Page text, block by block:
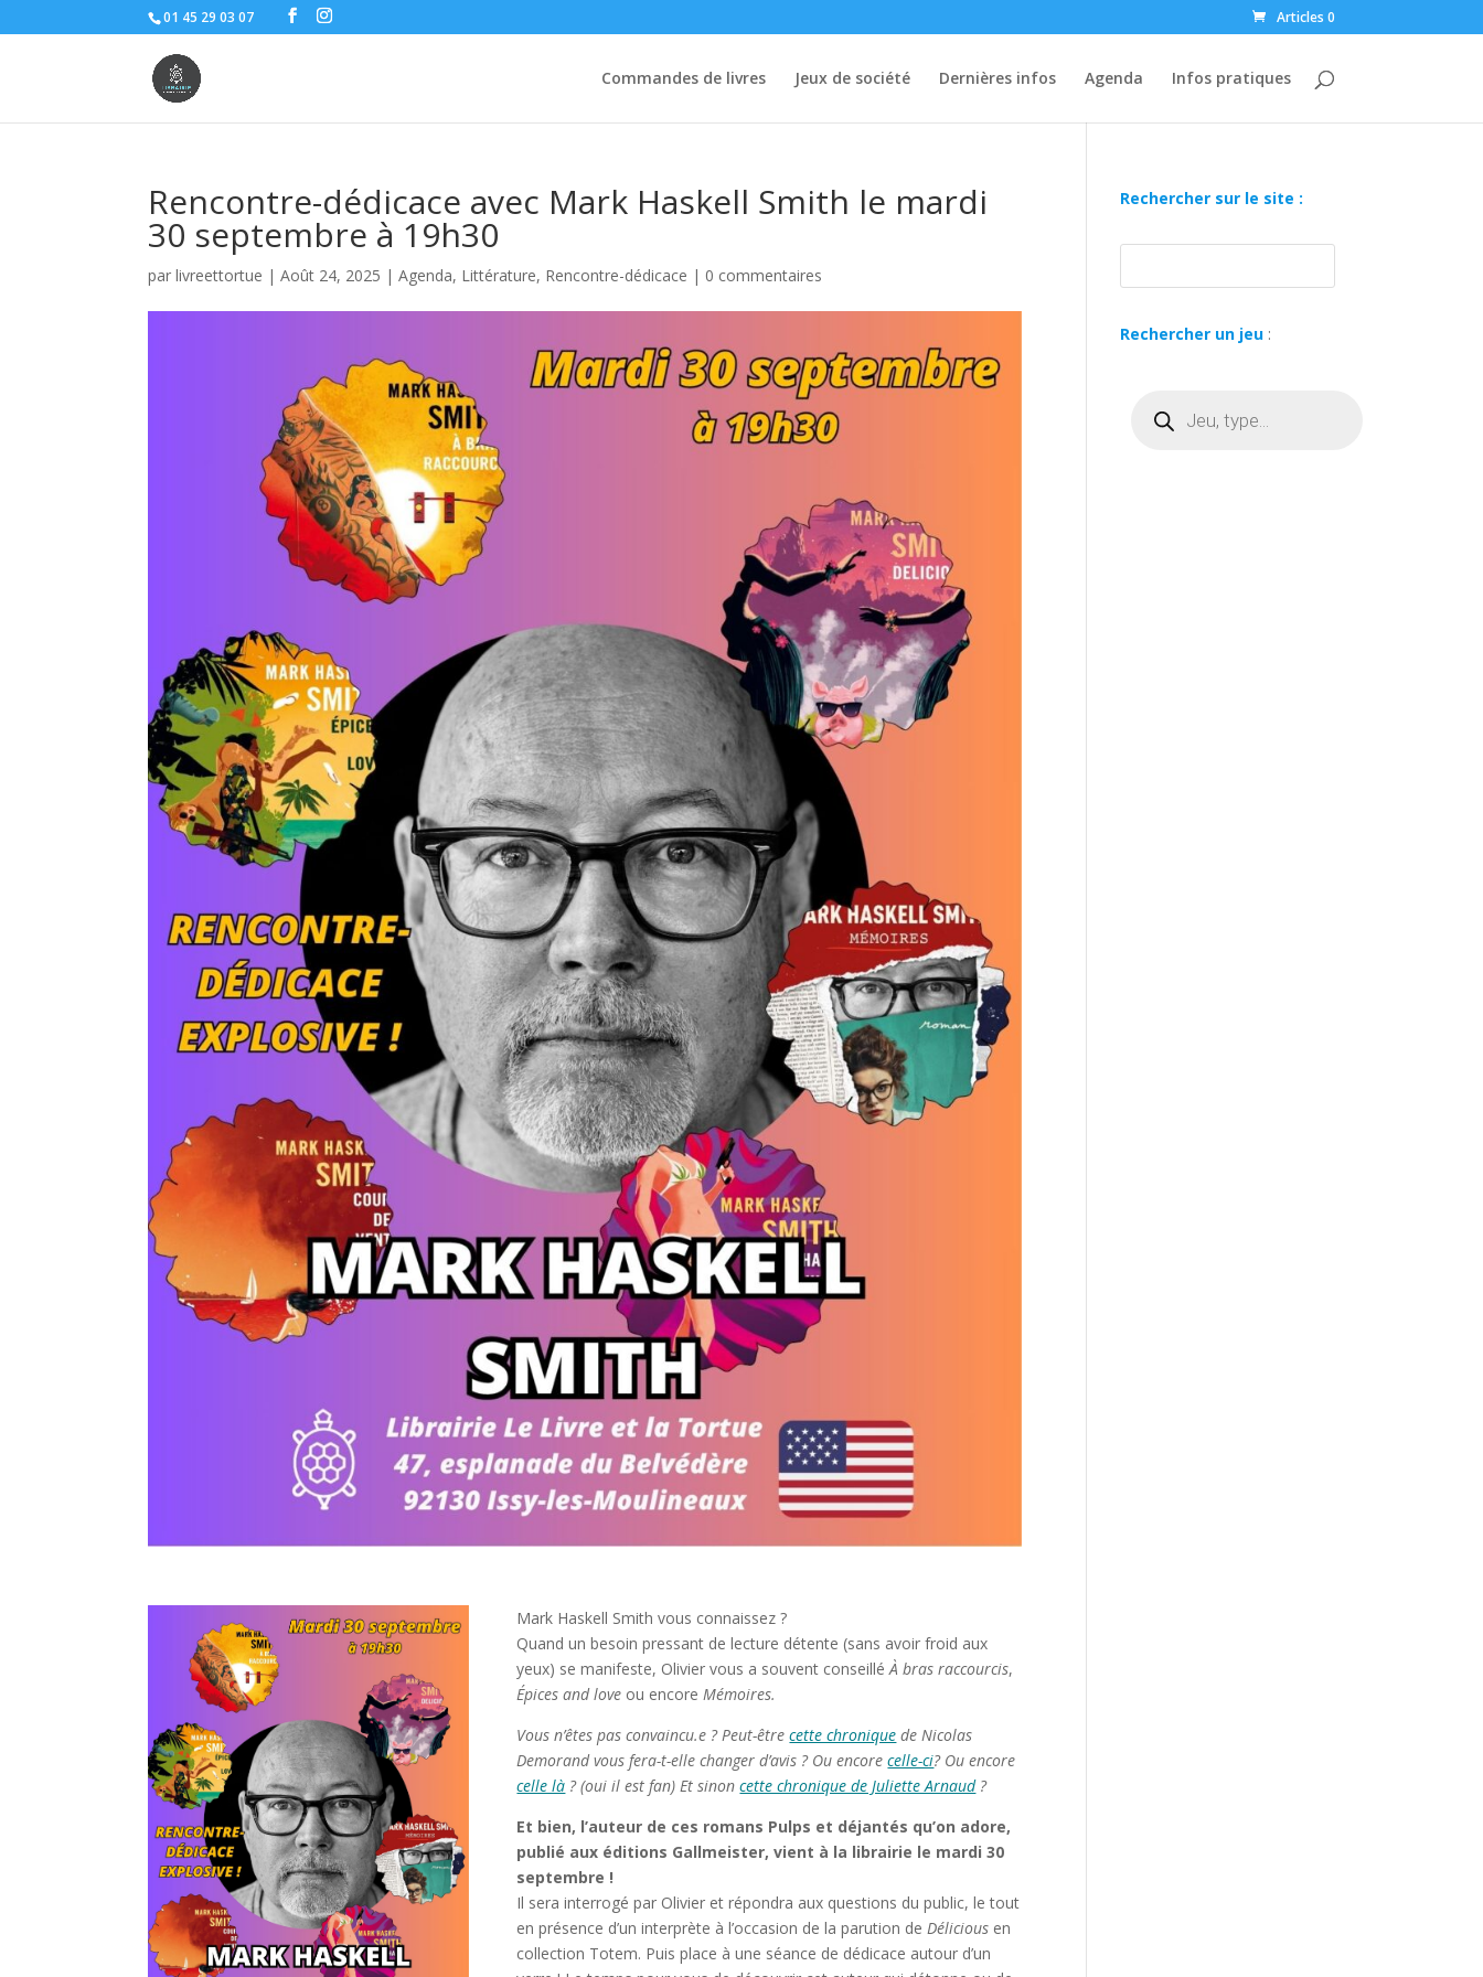
01 45 29 03 07 Articles 0
Commandes de livres Jeux de société Dernières infos Agenda Infos pratiques
Rencontre-dédicace avec Mark Haskell Smith le mardi
30 septembre à 19h30
parlivreettortue |Août 24, 2025 |Agenda, Littérature, Rencontre-dédicace | 0 commentaires
Mark Haskell Smith vous connaissez ?
Quand un besoin pressant de lecture détente (sans avoir froid aux
yeux) se manifeste, Olivier vous a souvent conseilléÀ bras raccourcis,
Épices and love ou encore Mémoires.
Vous n’êtes pas convaincu.e ? Peut-êtrecette chronique de Nicolas
Demorand vous fera-t-elle changer d’avis ? Ou encorecelle-ci? Ou encore
celle là ? (oui il est fan) Et sinoncette chronique de Juliette Arnaud?
Et bien, l’auteur de ces romans Pulps et déjantés qu’on adore,
publié aux éditions Gallmeister, vient à la librairie le mardi 30
septembre !
Il sera interrogé par Olivier et répondra aux questions du public, le tout
en présence d’un interprète à l’occasion de la parution deDélicious en
collection Totem. Puis place à une séance de dédicace autour d’un
Rechercher sur le site :
Rechercher un jeu :
produits